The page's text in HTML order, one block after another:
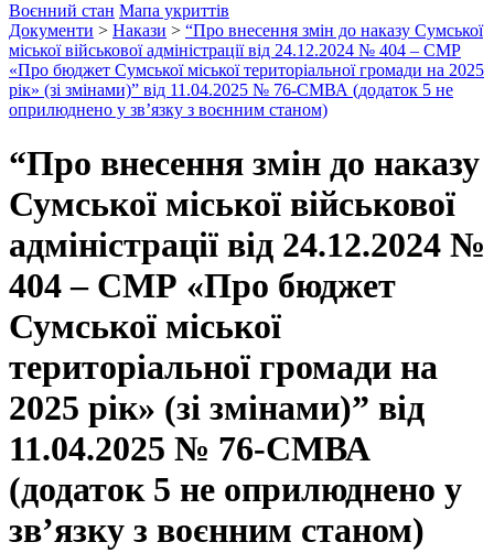
Воєнний стан Мапа укриттів
Документи > Накази > “Про внесення змін до наказу Сумської
міської військової адміністрації від 24.12.2024 № 404 – СМР
«Про бюджет Сумської міської територіальної громади на 2025
рік» (зі змінами)” від 11.04.2025 № 76-СМВА (додаток 5 не
оприлюднено у зв’язку з воєнним станом)
“Про внесення змін до наказу
Сумської міської військової
адміністрації від 24.12.2024 №
404 – СМР «Про бюджет
Сумської міської
територіальної громади на
2025 рік» (зі змінами)” від
11.04.2025 № 76-СМВА
(додаток 5 не оприлюднено у
зв’язку з воєнним станом)